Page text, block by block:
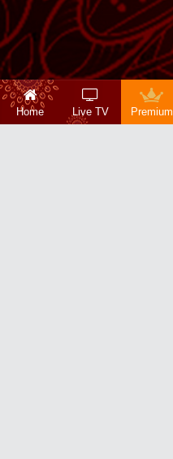
Home Live TV Premium